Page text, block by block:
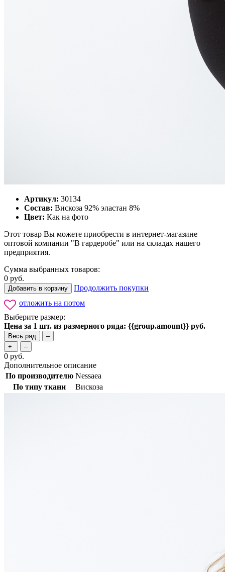
Артикул: 30134
Состав: Вискоза 92% эластан 8%
Цвет: Как на фото
Этот товар Вы можете приобрести в интернет-магазине
оптовой компании "В гардеробе" или на складах нашего
предприятия.
Сумма выбранных товаров:
0 руб.
Добавить в корзину
Продолжить покупки
отложить на потом
Выберите размер:
Цена за 1 шт. из размерного ряда: {{group.amount}} руб.
Весь ряд
–
+
–
0 руб.
Дополнительное описание
По производителю Nessaea
По типу ткани
Вискоза